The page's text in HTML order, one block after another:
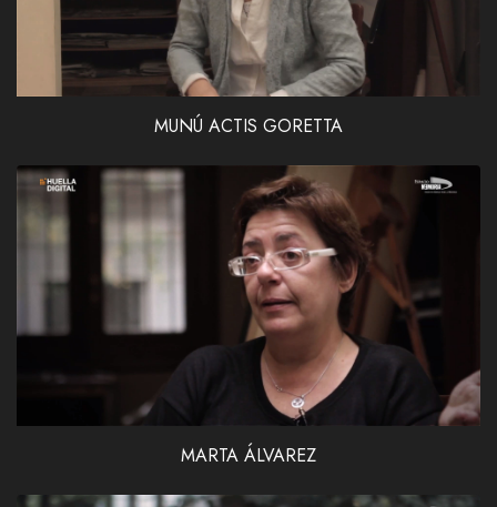
MUNÚ ACTIS GORETTA
MARTA ÁLVAREZ